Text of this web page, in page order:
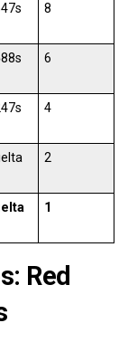
8
6
4
2
1
Red